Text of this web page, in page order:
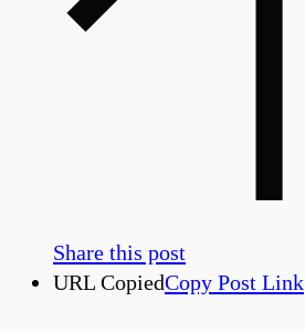
Share this post
URL CopiedCopy Post Link